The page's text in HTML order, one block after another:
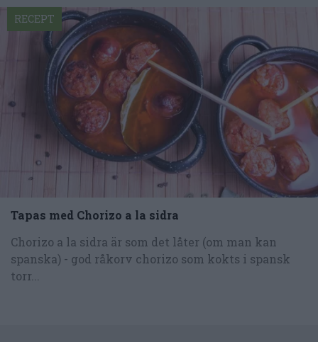
Tapas med Chorizo a la sidra
Chorizo a la sidra är som det låter (om man kan
spanska) - god råkorv chorizo som kokts i spansk
torr...
RECEPT